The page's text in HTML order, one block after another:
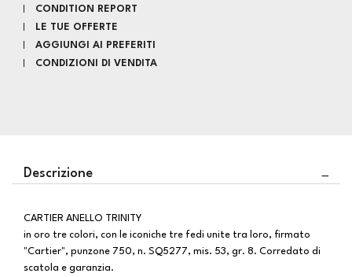
CONDITION REPORT
LE TUE OFFERTE
AGGIUNGI AI PREFERITI
CONDIZIONI DI VENDITA
Descrizione
CARTIER ANELLO TRINITY
in oro tre colori, con le iconiche tre fedi unite tra loro, firmato
"Cartier", punzone 750, n. SQ5277, mis. 53, gr. 8. Corredato di
scatola e garanzia.